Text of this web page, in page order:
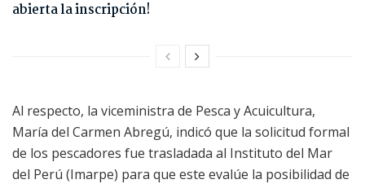
abierta la inscripción!
Al respecto, la viceministra de Pesca y Acuicultura,
María del Carmen Abregú, indicó que la solicitud formal
de los pescadores fue trasladada al Instituto del Mar
del Perú (Imarpe) para que este evalúe la posibilidad de